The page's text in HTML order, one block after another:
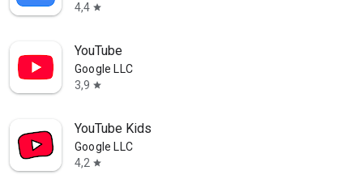
4,4 star
YouTube
Google LLC
3,9 star
YouTube Kids
Google LLC
4,2 star